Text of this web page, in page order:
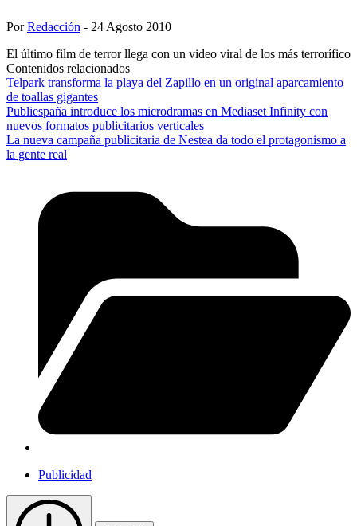
PorRedacción - 24 Agosto 2010
El último film de terror llega con un video viral de los más terrorífico
Contenidos relacionados
Telpark transforma la playa del Zapillo en un original aparcamiento
de toallas gigantes
Publiespaña introduce los microdramas en Mediaset Infinity con
nuevos formatos publicitarios verticales
La nueva campaña publicitaria de Nestea da todo el protagonismo a
la gente real
Publicidad